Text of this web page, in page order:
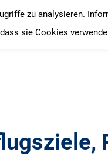
zu analysieren.
sie Cookies